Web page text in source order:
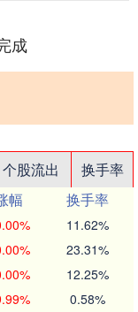
成
个股流出
换手率
幅
换手率
11.62%
23.31%
12.25%
0.58%